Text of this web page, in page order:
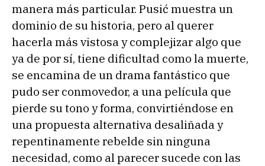
manera más particular. Pusić muestra un
dominio de su historia, pero al querer
hacerla más vistosa y complejizar algo que
ya de por sí, tiene dificultad como la muerte,
se encamina de un drama fantástico que
pudo ser conmovedor, a una película que
pierde su tono y forma, convirtiéndose en
una propuesta alternativa desaliñada y
repentinamente rebelde sin ninguna
necesidad, como al parecer sucede con las